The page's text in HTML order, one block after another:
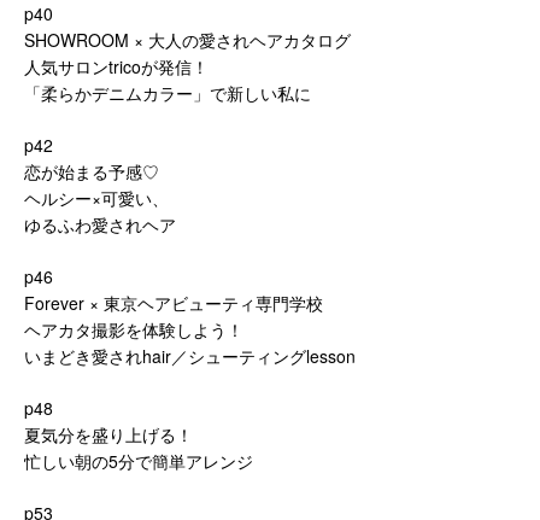
p40
SHOWROOM × 大人の愛されヘアカタログ
人気サロンtricoが発信！
「柔らかデニムカラー」で新しい私に
p42
恋が始まる予感♡
ヘルシー×可愛い、
ゆるふわ愛されヘア
p46
Forever × 東京ヘアビューティ専門学校
ヘアカタ撮影を体験しよう！
いまどき愛されhair／シューティングlesson
p48
夏気分を盛り上げる！
忙しい朝の5分で簡単アレンジ
p53